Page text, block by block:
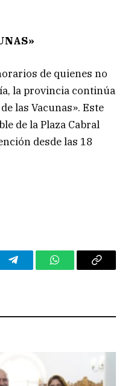
de quienes no
la provincia continúa
las Vacunas». Este
de la Plaza Cabral
desde las 18
TelegramWhatsAppCopy